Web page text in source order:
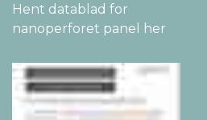
Hent datablad for
nanoperforet panel her